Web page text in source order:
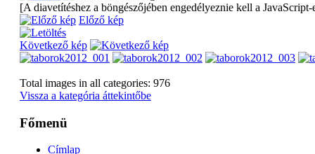
[A diavetítéshez a böngészőjében engedélyeznie kell a JavaScript-
Előző kép
Következő kép
Total images in all categories: 976
Vissza a kategória áttekintőbe
Főmenü
Címlap